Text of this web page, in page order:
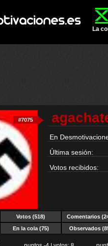
La
#7075
En
Última sesión:
Votos recibidos:
Votos (518)
Comentarios
En la cola (75) Observados